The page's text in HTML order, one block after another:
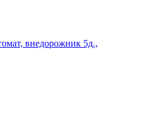
внедорожник 5д.,